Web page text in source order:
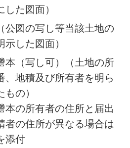
した図面）
公図の写し等当該土地の
示した図面）
本（写し可）（土地の所
、地積及び所有者を明ら
もの）
本の所有者の住所と届出
者の住所が異なる場合は
添付